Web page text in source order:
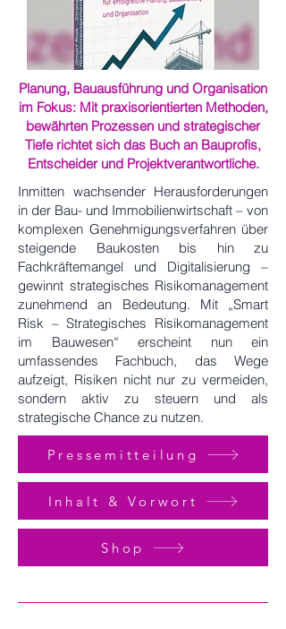
Planung, Bauausführung und Organisation
im Fokus: Mit praxisorientierten Methoden,
bewährten Prozessen und strategischer
Tiefe richtet sich das Buch an Bauprofis,
Entscheider und Projektverantwortliche.
Inmitten wachsender Herausforderungen
in der Bau- und Immobilienwirtschaft – von
komplexen Genehmigungsverfahren über
steigende Baukosten bis hin zu
Fachkräftemangel und Digitalisierung –
gewinnt strategisches Risikomanagement
zunehmend an Bedeutung. Mit „Smart
Risk – Strategisches Risikomanagement
im Bauwesen“ erscheint nun ein
umfassendes Fachbuch, das Wege
aufzeigt, Risiken nicht nur zu vermeiden,
sondern aktiv zu steuern und als
strategische Chance zu nutzen.
Pressemitteilung
Inhalt & Vorwort
Shop